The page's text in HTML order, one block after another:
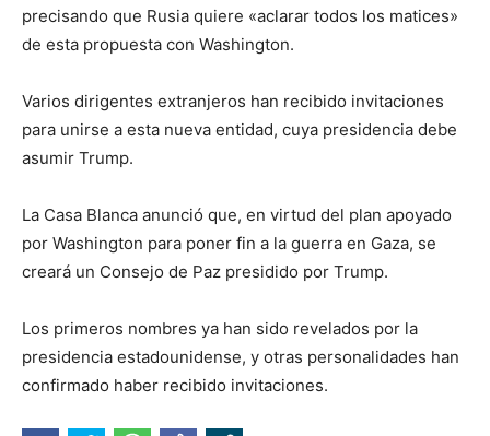
precisando que Rusia quiere «aclarar todos los matices»
de esta propuesta con Washington.
Varios dirigentes extranjeros han recibido invitaciones
para unirse a esta nueva entidad, cuya presidencia debe
asumir Trump.
La Casa Blanca anunció que, en virtud del plan apoyado
por Washington para poner fin a la guerra en Gaza, se
creará un Consejo de Paz presidido por Trump.
Los primeros nombres ya han sido revelados por la
presidencia estadounidense, y otras personalidades han
confirmado haber recibido invitaciones.